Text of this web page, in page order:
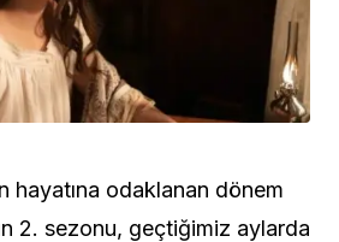
hayatına odaklanan dönem
2. sezonu, geçtiğimiz aylarda